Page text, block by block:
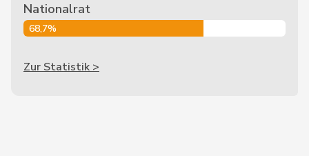
Nationalrat
68,7%
Zur Statistik >